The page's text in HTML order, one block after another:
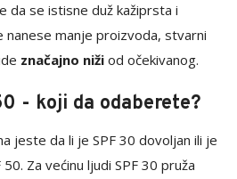
da se istisne duž kažiprsta i
manje proizvoda, stvarni
značajno niži od očekivanog.
- koji da odaberete?
jeste da li je SPF 30 dovoljan ili je
Za većinu ljudi SPF 30 pruža